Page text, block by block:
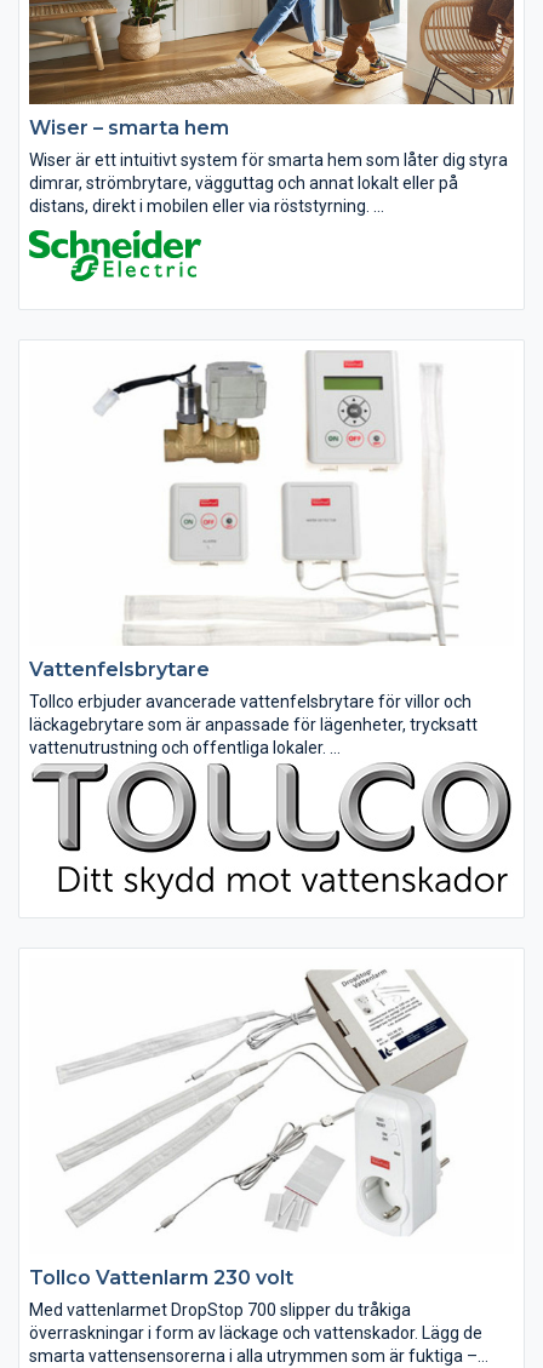
Wiser – smarta hem
Wiser är ett intuitivt system för smarta hem som låter dig styra
dimrar, strömbrytare, vägguttag och annat lokalt eller på
distans, direkt i mobilen eller via röststyrning.
Upplev en enklare vardag samtidigt som ditt hem blir mer
personligt....
Vattenfelsbrytare
Tollco erbjuder avancerade vattenfelsbrytare för villor och
läckagebrytare som är anpassade för lägenheter, trycksatt
vattenutrustning och offentliga lokaler.
Ofta uppstår vattenskador i dolda utrymmen som inte syns på
ytan med blotta...
Tollco Vattenlarm 230 volt
Med vattenlarmet DropStop 700 slipper du tråkiga
överraskningar i form av läckage och vattenskador. Lägg de
smarta vattensensorerna i alla utrymmen som är fuktiga –